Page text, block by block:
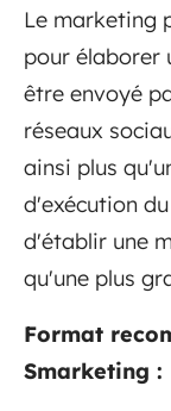
Le marketing
pour élaborer
être envoyé
réseaux
ainsi plus
d'exécution
d'établir une
qu'une plus
Format
Smarketing :